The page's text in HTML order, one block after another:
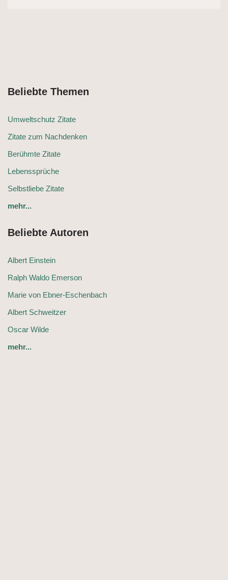
Beliebte Themen
Umweltschutz Zitate
Zitate zum Nachdenken
Berühmte Zitate
Lebenssprüche
Selbstliebe Zitate
mehr...
Beliebte Autoren
Albert Einstein
Ralph Waldo Emerson
Marie von Ebner-Eschenbach
Albert Schweitzer
Oscar Wilde
mehr...